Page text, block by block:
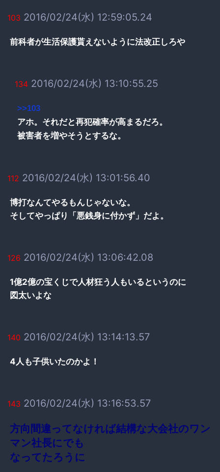
103 2016/02/24(水) 12:59:05.24
前科者が生活保護貰えないように法改正しろや
134 2016/02/24(水) 13:10:55.25
>>103
アホ。それだと再犯確率が高まるだろ。
被害者を増やそうとするな。
112 2016/02/24(水) 13:01:56.40
博打なんてやるもんじゃないな。
そしてやっぱり「悪銭身に付かず」だよ。
126 2016/02/24(水) 13:06:42.08
1億2億の宝くじで人材狂う人もいるというのに
図太いよな
140 2016/02/24(水) 13:14:13.57
4人も子供いたのかよ！
143 2016/02/24(水) 13:16:53.57
方向間違ってなければ結構な大会社のワン
マン社長にでも
なってたろうに